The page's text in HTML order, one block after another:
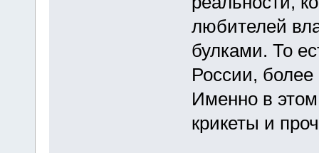
любителей
булками. То
России, более
Именно в
крикеты и